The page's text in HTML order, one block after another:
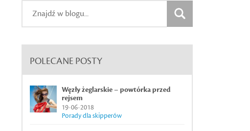
POLECANE POSTY
Węzły żeglarskie – powtórka przed
rejsem
19-06-2018
Porady dla skipperów